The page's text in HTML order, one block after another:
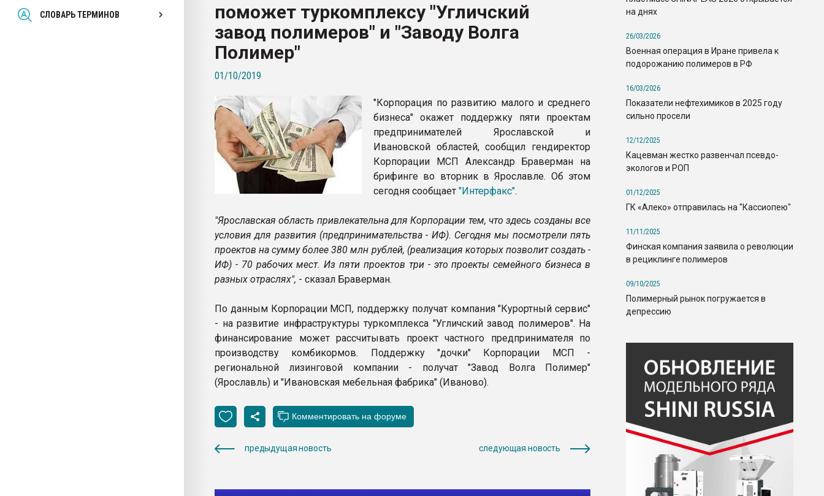
СЛОВАРЬ ТЕРМИНОВ
Всё, что касается выдува ПЭТ
бутылок
ПЕРЕЙТИ НА ФОРУМ
поможет туркомплексу "Угличский
завод полимеров" и "Заводу Волга
Полимер"
01/10/2019
"Корпорация по развитию малого и среднего
бизнеса" окажет поддержку пяти проектам
предпринимателей Ярославской и
Ивановской областей, сообщил гендиректор
Корпорации МСП Александр Браверман на
брифинге во вторник в Ярославле. Об этом
сегодня сообщает "Интерфакс".
"Ярославская область привлекательна для Корпорации тем, что здесь созданы все
условия для развития (предпринимательства - ИФ). Сегодня мы посмотрели пять
проектов на сумму более 380 млн рублей, (реализация которых позволит создать -
ИФ) - 70 рабочих мест. Из пяти проектов три - это проекты семейного бизнеса в
разных отраслях", - сказал Браверман.
По данным Корпорации МСП, поддержку получат компания "Курортный сервис"
- на развитие инфраструктуры туркомплекса "Угличский завод полимеров". На
финансирование может рассчитывать проект частного предпринимателя по
производству комбикормов. Поддержку "дочки" Корпорации МСП -
региональной лизинговой компании - получат "Завод Волга Полимер"
(Ярославль) и "Ивановская мебельная фабрика" (Иваново).
предыдущая новость следующая новость
на днях
26/03/2026
Военная операция в Иране привела к
подорожанию полимеров в РФ
16/03/2026
Показатели нефтехимиков в 2025 году
сильно просели
12/12/2025
Кацевман жестко развенчал псевдо-
экологов и РОП
01/12/2025
ГК «Алеко» отправилась на "Кассиопею"
11/11/2025
Финская компания заявила о революции
в рециклинге полимеров
09/10/2025
Полимерный рынок погружается в
депрессию